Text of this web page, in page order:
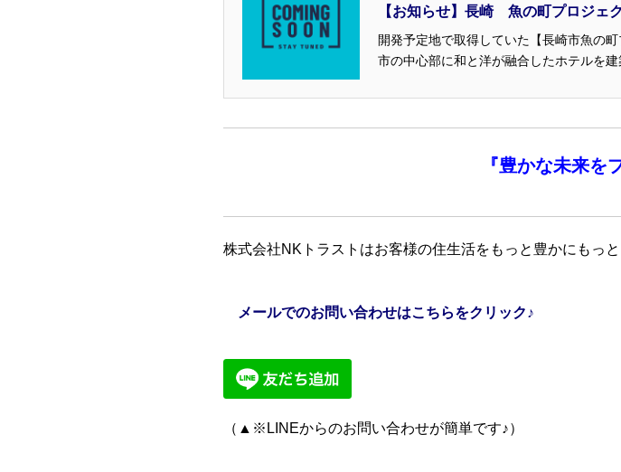
【お知らせ】長崎 魚の町プロジェ
開発予定地で取得していた【長崎市魚の
市の中心部に和と洋が融合したホテルを建築する計画予定です。 進
『豊かな未来を
株式会社NKトラストはお客様の住生活をもっと豊かにもっ
メールでのお問い合わせはこちらをクリック♪
（▲※LINEからのお問い合わせが簡単です♪）